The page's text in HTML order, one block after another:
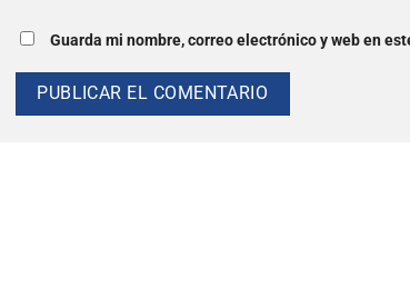
Guarda mi nombre, correo electrónico y web en